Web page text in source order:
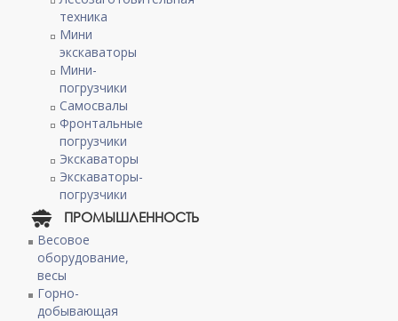
техника
Мини
экскаваторы
Мини-
погрузчики
Самосвалы
Фронтальные
погрузчики
Экскаваторы
Экскаваторы-
погрузчики
ПРОМЫШЛЕННОСТЬ
Весовое
оборудование,
весы
Горно-
добывающая